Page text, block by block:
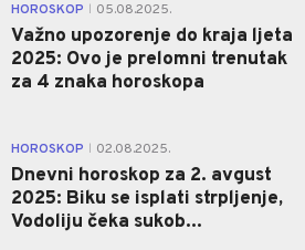
HOROSKOP 05.08.2025.
Važno upozorenje do kraja ljeta
2025: Ovo je prelomni trenutak
za 4 znaka horoskopa
HOROSKOP 02.08.2025.
Dnevni horoskop za 2. avgust
2025: Biku se isplati strpljenje,
Vodoliju čeka sukob...